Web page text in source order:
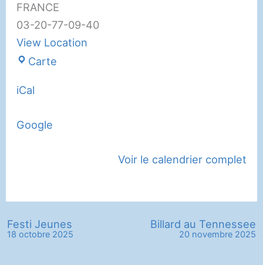
FRANCE
03-20-77-09-40
View Location
Carte
iCal
Google
Voir le calendrier complet
Festi Jeunes
18 octobre 2025
Billard au Tennessee
20 novembre 2025